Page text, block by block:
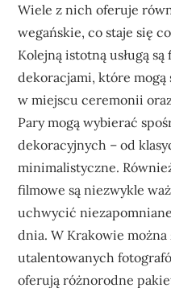
Wiele z nich oferuje
wegańskie, co staje się
Kolejną istotną usługą
dekoracjami, które
w miejscu ceremonii
Pary mogą wybierać
dekoracyjnych – od
minimalistyczne.
filmowe są niezwykle
uchwycić
dnia. W Krakowie
utalentowanych
oferują różnorodne